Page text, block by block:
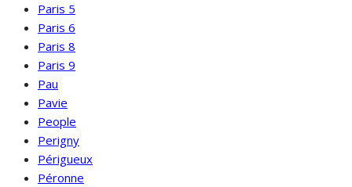
Paris 5
Paris 6
Paris 8
Paris 9
Pau
Pavie
People
Perigny
Périgueux
Péronne